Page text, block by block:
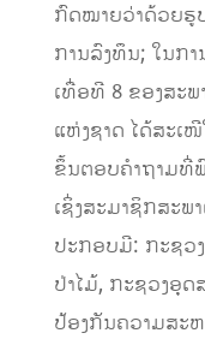
ກົດໝາຍວ່າດ້ວຍຮູ
ການລົງທຶນ; ໃນກ
ເທື່ອທີ 8 ຂອງສະ
ແຫ່ງຊາດ ໄດ້ສະເ
ຂຶ້ນຕອບຄໍາຖາມທີ່
ເຊິ່ງສະມາຊິກສະ
ປະກອບມີ: ກະຊວ
ປ່າໄມ້, ກະຊວງອຸດ
ປ້ອງກັນຄວາມສະ